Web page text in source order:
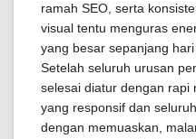
ramah SEO, serta
visual tentu menguras
yang besar sepanjang
Setelah seluruh urusan
selesai diatur dengan rapi
yang responsif dan
dengan memuaskan,